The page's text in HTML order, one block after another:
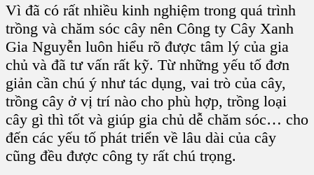
Vì đã có rất nhiều kinh nghiệm trong quá trình
trồng và chăm sóc cây nên Công ty Cây Xanh
Gia Nguyễn luôn hiểu rõ được tâm lý của gia
chủ và đã tư vấn rất kỹ. Từ những yếu tố đơn
giản cần chú ý như tác dụng, vai trò của cây,
trồng cây ở vị trí nào cho phù hợp, trồng loại
cây gì thì tốt và giúp gia chủ dễ chăm sóc… cho
đến các yếu tố phát triển về lâu dài của cây
cũng đều được công ty rất chú trọng.